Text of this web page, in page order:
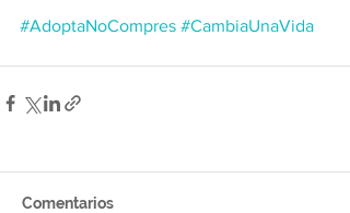
#AdoptaNoCompres #CambiaUnaVida
Comentarios